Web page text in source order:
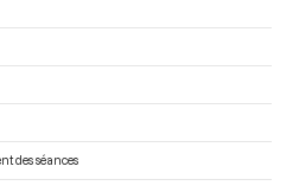
des séances